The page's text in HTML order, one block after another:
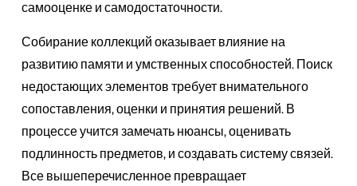
самооценке и самодостаточности.
Собирание коллекций оказывает влияние на
развитию памяти и умственных способностей. Поиск
недостающих элементов требует внимательного
сопоставления, оценки и принятия решений. В
процессе учится замечать нюансы, оценивать
подлинность предметов, и создавать систему связей.
Все вышеперечисленное превращает